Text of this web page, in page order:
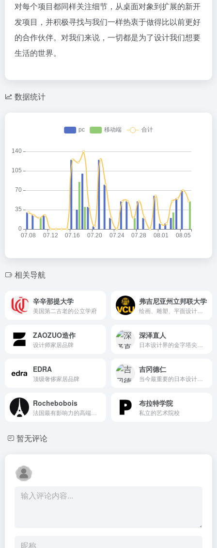
对每个项目都同样关注细节，从桌面对象到扩展的新开
发项目，并积极寻找与我们一样热衷于做得比以前更好
的合作伙伴。对我们来说，一切都是为了设计我们想要
生活的世界。
数据统计
相关导航
辛辛那提大学
美国第二古老的公立学府
弗吉尼亚州立邦联大学
ZAOZUO造作
设计师家居品牌
深泽直人
EDRA
顶级奢侈家居品牌
吉冈德仁
Rochebobois 布拉特学院
私立的艺术院校
暂无评论